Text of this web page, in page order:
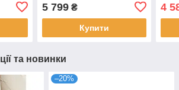
5 799₴
Купити
4
та новинки
–20%